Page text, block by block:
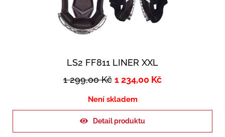
LS2 FF811 LINER XXL
1 299,00Kč 1 234,00 Kč
Není skladem
Detail produktu